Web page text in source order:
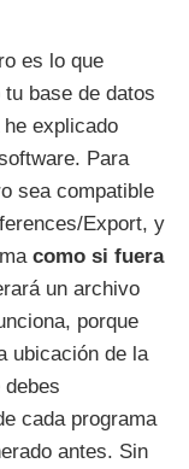
es lo que
base de datos
explicado
Para
sea compatible
Export, y
como si fuera
un archivo
porque
ubicación de la
cada programa
antes. Sin